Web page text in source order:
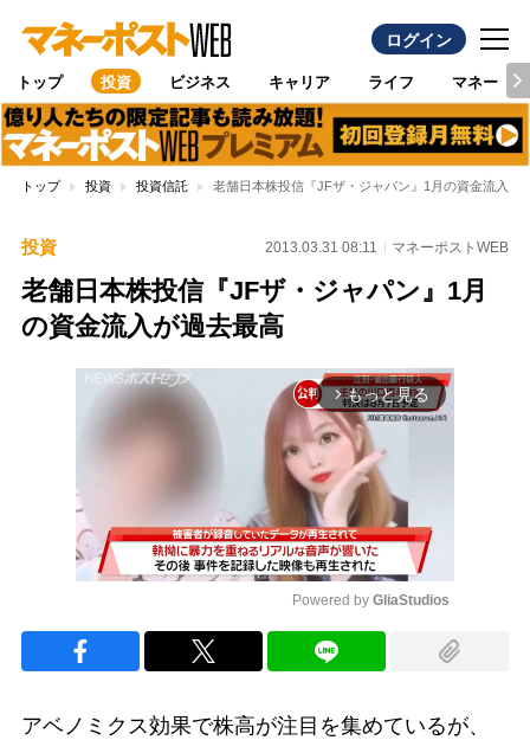
ログイン
トップ 投資 ビジネス キャリア ライフ マネー
トップ 投資 投資信託 老舗日本株投信『JFザ・ジャパン』1月の資金流入が
投資 2013.03.31 08:11 マネーポストWEB
老舗日本株投信『JFザ・ジャパン』1月
の資金流入が過去最高
arrow_forward_ios もっと見る
Powered by GliaStudios
アベノミクス効果で株高が注目を集めているが、